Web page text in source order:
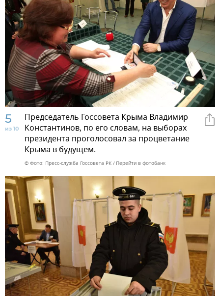
5
из 10
Председатель Госсовета Крыма Владимир
Константинов, по его словам, на выборах
президента проголосовал за процветание
Крыма в будущем.
© Фото: Пресс-служба Госсовета РК Перейти в фотобанк